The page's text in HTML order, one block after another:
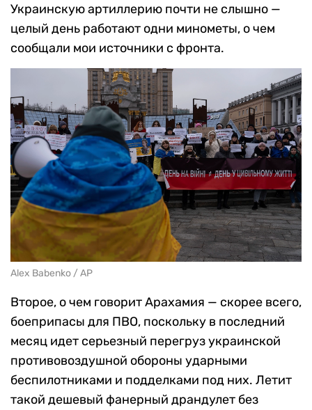
Украинскую артиллерию почти не слышно —
целый день работают одни минометы, о чем
сообщали мои источники с фронта.
Alex Babenko / AP
Второе, о чем говорит Арахамия — скорее всего,
боеприпасы для ПВО, поскольку в последний
месяц идет серьезный перегруз украинской
противовоздушной обороны ударными
беспилотниками и подделками под них. Летит
такой дешевый фанерный драндулет без